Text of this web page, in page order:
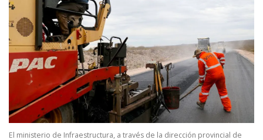
El ministerio de Infraestructura, a través de la dirección provincial de